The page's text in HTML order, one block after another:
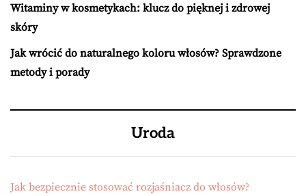
Witaminy w kosmetykach: klucz do pięknej i zdrowej
skóry
Jak wrócić do naturalnego koloru włosów? Sprawdzone
metody i porady
Uroda
Jak bezpiecznie stosować rozjaśniacz do włosów?